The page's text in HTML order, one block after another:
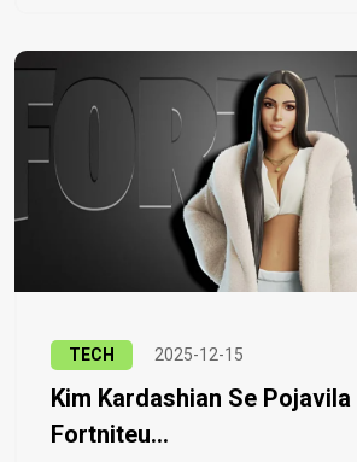
TECH 2025-12-15
Kim Kardashian Se Pojavila
Fortniteu...